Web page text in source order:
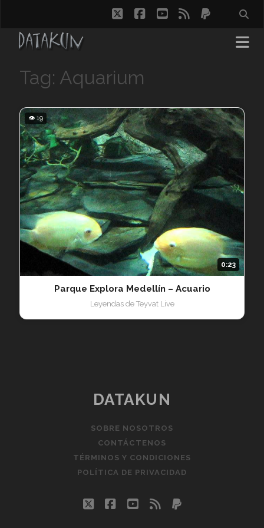
twitterfacebook
youtube
rss paypal
Tag: Aquarium
0:23
👁 19
Parque Explora Medellín – Acuario
Leyendas de Teyvat Live
DATAKUN
SOBRE NOSOTROS
CONTÁCTENOS
TÉRMINOS Y CONDICIONES
POLÍTICA DE PRIVACIDAD
twitterfacebook
youtube
rss paypal